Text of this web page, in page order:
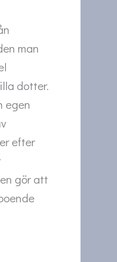
man
dotter.
egen
efter
gör att